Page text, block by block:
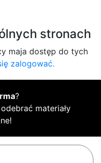
stronach
maja dostęp do tych
zalogować.
?
materiały